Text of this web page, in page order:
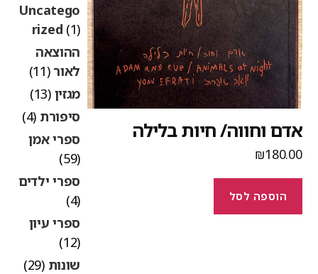
וחווה/ חיות בלילה
₪
הוספה לסל
Uncatego
rized (1)
ההוצאה
לאור(11)
מגזין(13)
סיפורת(4)
ספרי אמן
ספרי ילדים
ספרי עיון
שונות(29)